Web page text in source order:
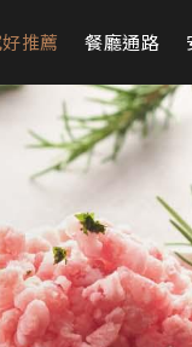
推薦 餐廳通路